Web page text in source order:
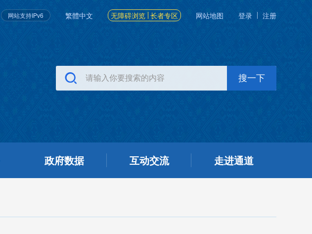
网站支持IPv6 繁體中文 无障碍浏览 长者专区 网站地图 登录 注册
政府数据 互动交流 走进通道